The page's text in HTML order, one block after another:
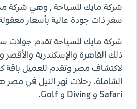
سفر ذات جودة عالية بأسعار
شركة مايك للسياحة تقدم جولات
ذلك القاهرة والإسكندرية
لاكتشاف مصر وتقدم للعميل باقة
Safari و Diving و Golf.